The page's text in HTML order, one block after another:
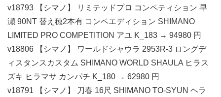
v18793 【シマノ】 リミテッドプロ コンペティション 早
瀬 90NT 替え穂2本有 コンペエディション SHIMANO
LIMITED PRO COMPETITION アユ K_183 → 94980 円
v18806 【シマノ】 ワールドシャウラ 2953R-3 ロングデ
ィスタンスカスタム SHIMANO WORLD SHAULA ヒラス
ズキ ヒラマサ カンパチ K_180 → 62980 円
v18791 【シマノ】 刀春 16尺 SHIMANO TO-SYUN ヘラ